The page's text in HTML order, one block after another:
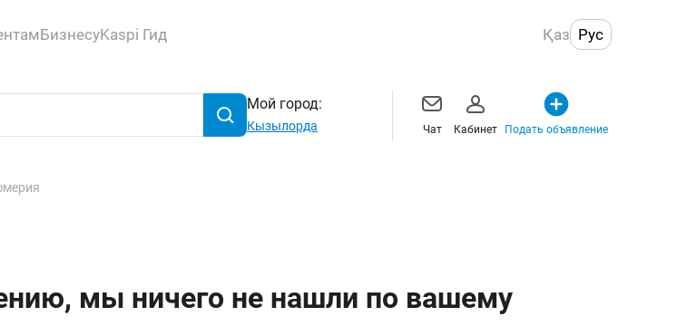
БизнесуKaspi Гид Қаз Рус
Мой город:
Кызылорда Чат Кабинет Подать объявление
мы ничего не нашли по вашему